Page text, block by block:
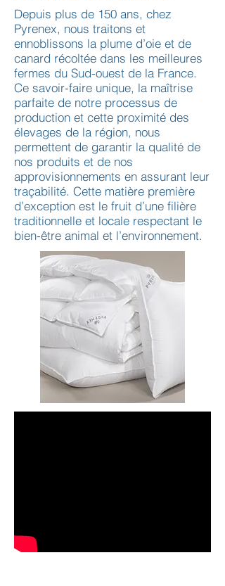
Depuis plus de 150 ans, chez
Pyrenex, nous traitons et
ennoblissons la plume d’oie et de
canard récoltée dans les meilleures
fermes du Sud-ouest de la France.
Ce savoir-faire unique, la maîtrise
parfaite de notre processus de
production et cette proximité des
élevages de la région, nous
permettent de garantir la qualité de
nos produits et de nos
approvisionnements en assurant leur
traçabilité. Cette matière première
d’exception est le fruit d’une filière
traditionnelle et locale respectant le
bien-être animal et l’environnement.